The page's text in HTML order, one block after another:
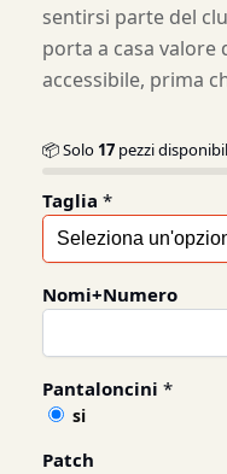
sentirsi parte del
porta a casa valore
accessibile, prima
📦 Solo 17 pezzi
Taglia *
Nomi+Numero
Pantaloncini *
si
Patch